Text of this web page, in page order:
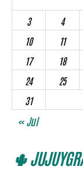
3
4
10
11
17
18
24
25
31
« Jul
🌵